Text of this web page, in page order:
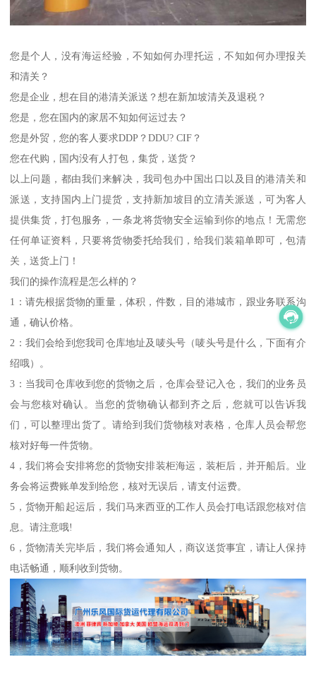
您是个人，没有海运经验，不知如何办理托运，不知如何办理报关
和清关？
您是企业，想在目的港清关派送？想在新加坡清关及退税？
您是，您在国内的家居不知如何运过去？
您是外贸，您的客人要求DDP？DDU? CIF？
您在代购，国内没有人打包，集货，送货？
以上问题，都由我们来解决，我司包办中国出口以及目的港清关和
派送，支持国内上门提货，支持新加坡目的立清关派送，可为客人
提供集货，打包服务，一条龙将货物安全运输到你的地点！无需您
任何单证资料，只要将货物委托给我们，给我们装箱单即可，包清
关，送货上门！
我们的操作流程是怎么样的？
1：请先根据货物的重量，体积，件数，目的港城市，跟业务联系沟
通，确认价格。
2：我们会给到您我司仓库地址及唛头号（唛头号是什么，下面有介
绍哦）。
3：当我司仓库收到您的货物之后，仓库会登记入仓，我们的业务员
会与您核对确认。当您的货物确认都到齐之后，您就可以告诉我
们，可以整理出货了。请给到我们货物核对表格，仓库人员会帮您
核对好每一件货物。
4，我们将会安排将您的货物安排装柜海运，装柜后，并开船后。业
务会将运费账单发到给您，核对无误后，请支付运费。
5，货物开船起运后，我们马来西亚的工作人员会打电话跟您核对信
息。请注意哦!
6，货物清关完毕后，我们将会通知人，商议送货事宜，请让人保持
电话畅通，顺利收到货物。